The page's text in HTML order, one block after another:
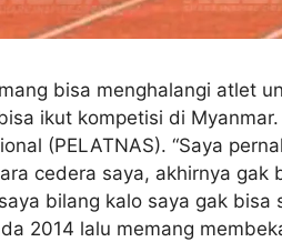
bisa menghalangi atlet
ikut kompetisi di
(PELATNAS). “Saya
cedera saya, akhirnya
bilang kalo saya gak
2014 lalu memang